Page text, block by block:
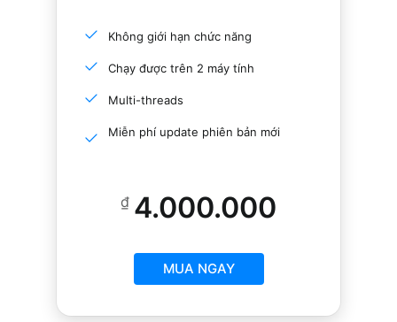
Không giới hạn chức năng
Chạy được trên 2 máy tính
Multi-threads
Miễn phí update phiên bản mới
₫ 4.000.000
MUA NGAY